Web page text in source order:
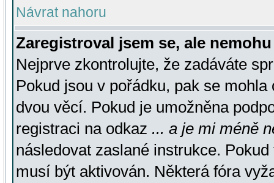
Návrat nahoru
Zaregistroval jsem se, ale
Nejprve zkontrolujte, že zadáváte
Pokud jsou v pořádku, pak se
dvou věcí. Pokud je umožněna
registraci na odkaz ... a je mi méně
následovat zaslané instrukce.
musí být aktivován. Některá fóra